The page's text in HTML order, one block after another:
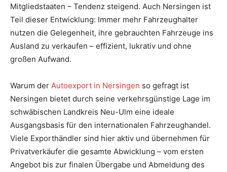
Mitgliedstaaten – Tendenz steigend. Auch Nersingen ist
Teil dieser Entwicklung: Immer mehr Fahrzeughalter
nutzen die Gelegenheit, ihre gebrauchten Fahrzeuge ins
Ausland zu verkaufen – effizient, lukrativ und ohne
großen Aufwand.
Warum der Autoexport in Nersingen so gefragt ist
Nersingen bietet durch seine verkehrsgünstige Lage im
schwäbischen Landkreis Neu-Ulm eine ideale
Ausgangsbasis für den internationalen Fahrzeughandel.
Viele Exporthändler sind hier aktiv und übernehmen für
Privatverkäufer die gesamte Abwicklung – vom ersten
Angebot bis zur finalen Übergabe und Abmeldung des